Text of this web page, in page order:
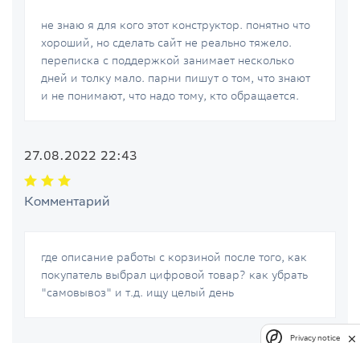
не знаю я для кого этот конструктор. понятно что
хороший, но сделать сайт не реально тяжело.
переписка с поддержкой занимает несколько
дней и толку мало. парни пишут о том, что знают
и не понимают, что надо тому, кто обращается.
27.08.2022 22:43
Комментарий
где описание работы с корзиной после того, как
покупатель выбрал цифровой товар? как убрать
"самовывоз" и т.д. ищу целый день
Privacy notice